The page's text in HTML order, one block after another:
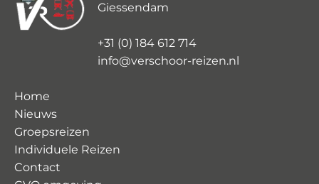
Giessendam
+31 (0) 184 612 714
info@verschoor-reizen.nl
Home
Nieuws
Groepsreizen
Individuele Reizen
Contact